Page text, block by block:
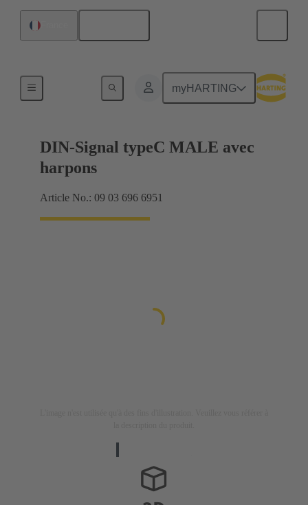
myHARTING
Raccordement carte mère à carte fille
DIN-Signal typeC MALE avec
harpons
Article No.: 09 03 696 6951